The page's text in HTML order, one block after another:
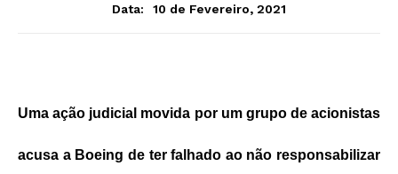
Data:
10 de Fevereiro, 2021
Uma ação judicial movida por um grupo de acionistas
acusa a Boeing de ter falhado ao não responsabilizar